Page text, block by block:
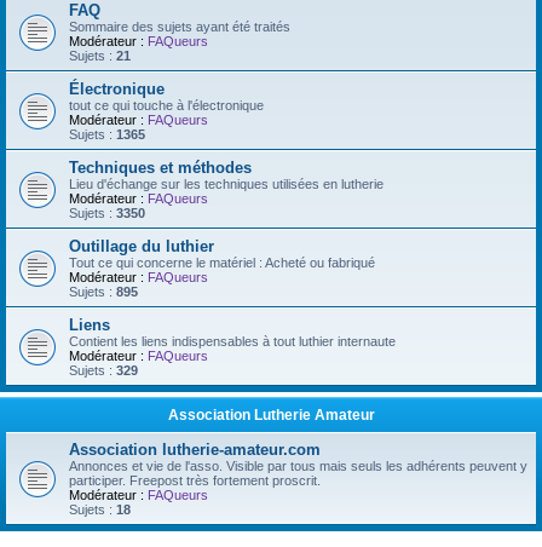
FAQ
Sommaire des sujets ayant été traités
Modérateur : FAQueurs
Sujets : 21
Électronique
tout ce qui touche à l'électronique
Modérateur : FAQueurs
Sujets : 1365
Techniques et méthodes
Lieu d'échange sur les techniques utilisées en lutherie
Modérateur : FAQueurs
Sujets : 3350
Outillage du luthier
Tout ce qui concerne le matériel : Acheté ou fabriqué
Modérateur : FAQueurs
Sujets : 895
Liens
Contient les liens indispensables à tout luthier internaute
Modérateur : FAQueurs
Sujets : 329
Association Lutherie Amateur
Association lutherie-amateur.com
Annonces et vie de l'asso. Visible par tous mais seuls les adhérents peuvent y
participer. Freepost très fortement proscrit.
Modérateur : FAQueurs
Sujets : 18